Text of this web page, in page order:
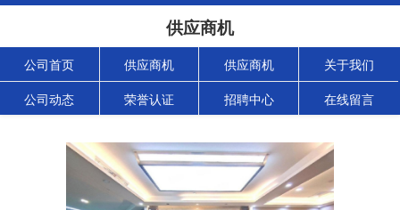
供应商机
公司首页 供应商机 供应商机 关于我们
公司动态 荣誉认证 招聘中心 在线留言